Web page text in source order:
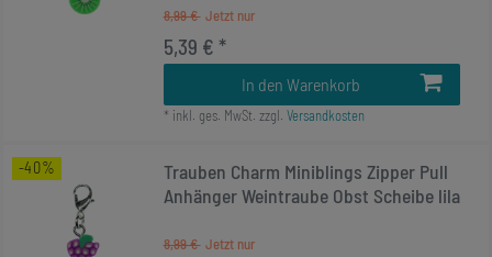
8,99 €
5,39 € *
In den Warenkorb
* inkl. ges. MwSt. zzgl. Versandkosten
-40%
Trauben Charm Miniblings Zipper Pull
Anhänger Weintraube Obst Scheibe lila
8,99 €